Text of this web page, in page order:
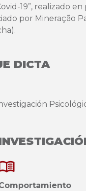
19”, realizado
por Mineração
DICTA